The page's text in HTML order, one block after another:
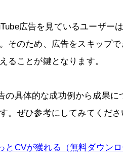
広告を見ているユーザー
そのため、広告をスキップ
ることが鍵となります。
の具体的な成功例から成果
。ぜひ参考にしてみてくださ
とCVが獲れる（無料ダウンロ